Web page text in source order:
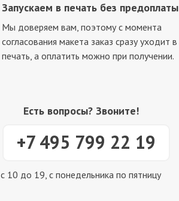
Запускаем в печать без предоплаты
Мы доверяем вам, поэтому с момента
согласования макета заказ сразу уходит в
печать, а оплатить можно при получении.
Есть вопросы? Звоните!
с 10 до 19, с понедельника по пятницу
+7 495 799 22 19